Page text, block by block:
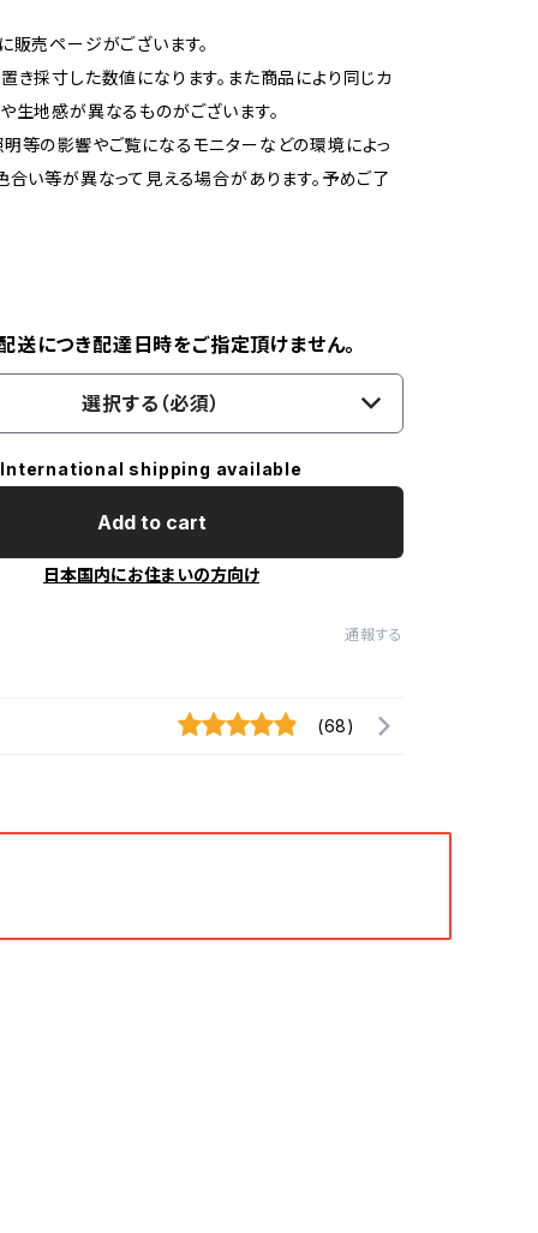
販売ページがございます。
き採寸した数値になります。また商品により同じカ
生地感が異なるものがございます。
等の影響やご覧になるモニターなどの環境によっ
合い等が異なって見える場合があります。予めご了
につき配達日時をご指定頂けません。
選択する（必須）
International shipping available
Add to cart
日本国内にお住まいの方向け
通報する
(68)